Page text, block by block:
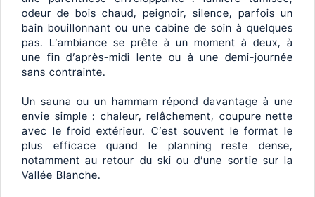
odeur de bois chaud, peignoir, silence, parfois un
bain bouillonnant ou une cabine de soin à quelques
pas. L’ambiance se prête à un moment à deux, à
une fin d’après-midi lente ou à une demi-journée
sans contrainte.
Un sauna ou un hammam répond davantage à une
envie simple : chaleur, relâchement, coupure nette
avec le froid extérieur. C’est souvent le format le
plus efficace quand le planning reste dense,
notamment au retour du ski ou d’une sortie sur la
Vallée Blanche.